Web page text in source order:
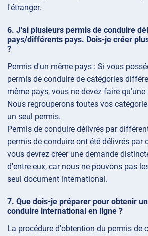
l'étranger.
J'ai plusieurs permis de conduire
pays/différents pays. Dois-je créer
?
Permis d'un même pays : Si vous
permis de conduire de catégories
même pays, vous ne devez faire qu'une
Nous regrouperons toutes vos
un seul permis.
Permis de conduire délivrés par
permis de conduire ont été délivrés par
vous devrez créer une demande
d'entre eux, car nous ne pouvons pas
seul document international.
Que dois-je préparer pour obtenir
conduire international en ligne ?
La procédure d'obtention du permis de